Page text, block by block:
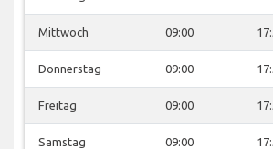
Mittwoch 09:00
Donnerstag 09:00
Freitag 09:00
Samstag 09:00